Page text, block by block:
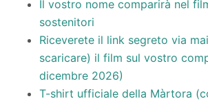
Il vostro nome comparirà nel
sostenitori
Riceverete il link segreto via
scaricare) il film sul vostro
dicembre 2026)
T-shirt ufficiale della Màrtora